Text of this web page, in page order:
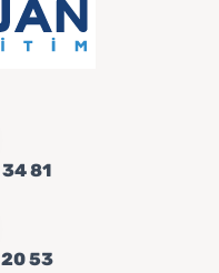
81
53